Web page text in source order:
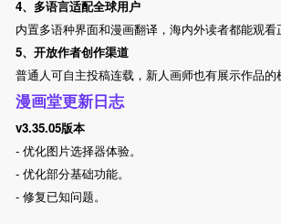
4、多语言适配全球用户
内置多语种界面和漫画翻译，海内外读者都能观看
5、开放作者创作渠道
普通人可自主投稿连载，新人画师也有展示作品的
漫画堂更新日志
v3.35.05版本
- 优化图片选择器体验。
- 优化部分基础功能。
- 修复已知问题。